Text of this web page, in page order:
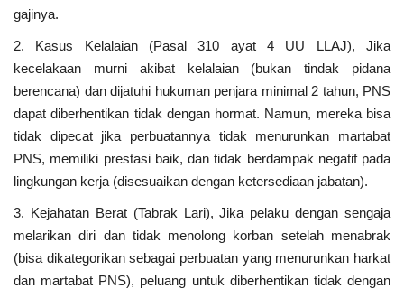
Daerah
Pendidikan
Budaya
Peristiwa
gajinya.
2. Kasus Kelalaian (Pasal 310 ayat 4 UU LLAJ), Jika
kecelakaan murni akibat kelalaian (bukan tindak pidana
berencana) dan dijatuhi hukuman penjara minimal 2 tahun, PNS
dapat diberhentikan tidak dengan hormat. Namun, mereka bisa
tidak dipecat jika perbuatannya tidak menurunkan martabat
PNS, memiliki prestasi baik, dan tidak berdampak negatif pada
lingkungan kerja (disesuaikan dengan ketersediaan jabatan).
3. Kejahatan Berat (Tabrak Lari), Jika pelaku dengan sengaja
melarikan diri dan tidak menolong korban setelah menabrak
(bisa dikategorikan sebagai perbuatan yang menurunkan harkat
dan martabat PNS), peluang untuk diberhentikan tidak dengan